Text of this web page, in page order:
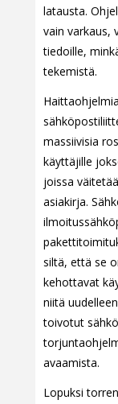
latausta.
vain varkaus,
tiedoille,
tekemistä.
massiivisia
käyttäjille
joissa
asiakirja.
siltä, että se
kehottavat
niitä
toivotut
avaamista.
Lopuksi